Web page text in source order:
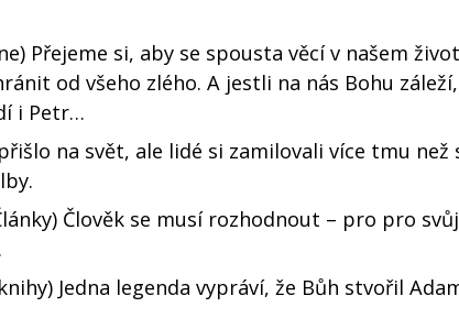
Přejeme si, aby se spousta věcí v našem
od všeho zlého. A jestli na nás Bohu
i Petr…
na svět, ale lidé si zamilovali více tmu než
Člověk se musí rozhodnout – pro pro svůj
Jedna legenda vypráví, že Bůh stvořil